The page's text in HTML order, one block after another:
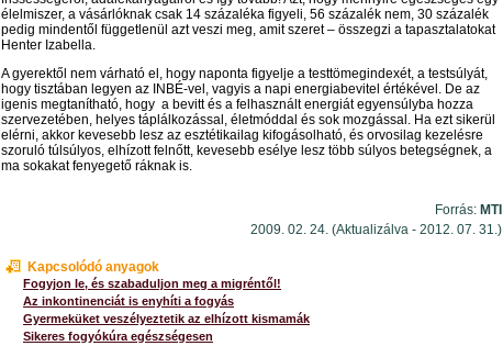
élelmiszer, a vásárlóknak csak 14 százaléka figyeli, 56 százalék nem, 30 százalék
pedig mindentől függetlenül azt veszi meg, amit szeret – összegzi a tapasztalatokat
Henter Izabella.
A gyerektől nem várható el, hogy naponta figyelje a testtömegindexét, a testsúlyát,
hogy tisztában legyen az INBÉ-vel, vagyis a napi energiabevitel értékével. De az
igenis megtanítható, hogy a bevitt és a felhasznált energiát egyensúlyba hozza
szervezetében, helyes táplálkozással, életmóddal és sok mozgással. Ha ezt sikerül
elérni, akkor kevesebb lesz az esztétikailag kifogásolható, és orvosilag kezelésre
szoruló túlsúlyos, elhízott felnőtt, kevesebb esélye lesz több súlyos betegségnek, a
ma sokakat fenyegető ráknak is.
Forrás: MTI
2009. 02. 24. (Aktualizálva - 2012. 07. 31.)
Kapcsolódó anyagok
Fogyjon le, és szabaduljon meg a migréntől!
Az inkontinenciát is enyhíti a fogyás
Gyermeküket veszélyeztetik az elhízott kismamák
Sikeres fogyókúra egészségesen